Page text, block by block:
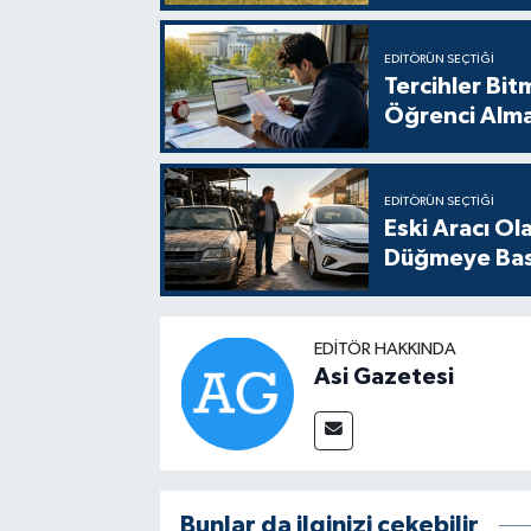
EDITÖRÜN SEÇTIĞI
Tercihler
Öğrenci
EDITÖRÜN SEÇTIĞI
Eski Aracı
Düğmeye
EDITÖR HAKKINDA
Asi Gazetesi
Bunlar da ilginizi çekebilir